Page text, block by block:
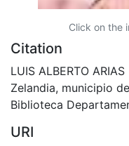
Click on the
Citation
LUIS ALBERTO
Zelandia, municipio
Biblioteca
URI